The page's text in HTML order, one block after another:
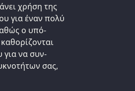
χρήση της
για έναν πολύ
ο υπό-
για να συν-
σας,